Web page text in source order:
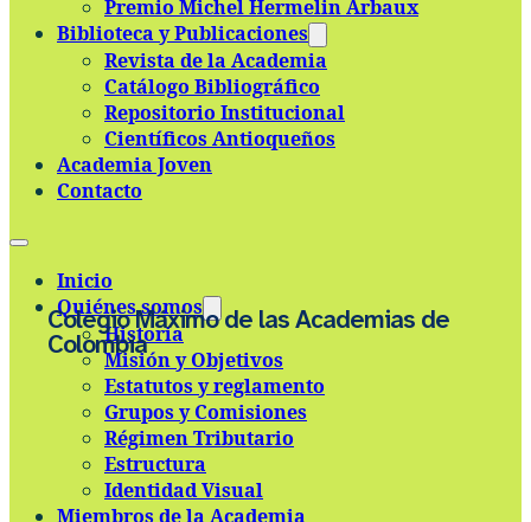
Skip to main contentSkip to footer
Premio Michel Hermelin Arbaux
Biblioteca y Publicaciones
Revista de la Academia
Catálogo Bibliográfico
Repositorio Institucional
Científicos Antioqueños
Academia Joven
Contacto
Inicio
Quiénes somos
Historia
Misión y Objetivos
Estatutos y reglamento
Grupos y Comisiones
Régimen Tributario
Estructura
Identidad Visual
Miembros de la Academia
Colegio Máximo de las Academias de
Colombia